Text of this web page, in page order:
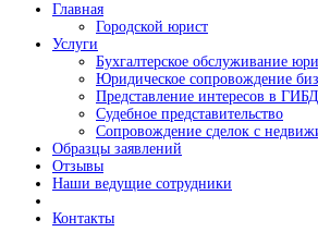
Главная
Городской юрист
Услуги
Бухгалтерское обслуживание
Юридическое сопровождение
Представление интересов в
Судебное представительство
Сопровождение сделок с
Образцы заявлений
Отзывы
Наши ведущие сотрудники
Контакты